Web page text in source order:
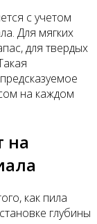
с учетом
Для мягких
для твердых
на каждом
на
как пила
глубины